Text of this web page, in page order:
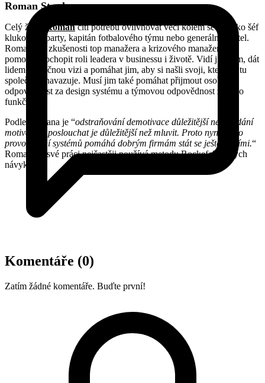
Roman Stupka
Celý život Romancítí potřebu ovlivňovat věci kolem sebe. Jako šéf
klukovské party, kapitán fotbalového týmu nebo generální ředitel.
Romanovy zkušenosti top manažera a krizového manažera mu
pomohly pochopit roli leadera v businessu i životě. Vidí ji v tom, dát
lidem společnou vizi a pomáhat jim, aby si našli svoji, která na tu
společnou navazuje. Musí jim také pomáhat přijmout osobní
odpovědnost za design systému a týmovou odpovědnost za jeho
funkčnost.
Podle Romana je “odstraňování demotivace důležitější než hledání
motivace a poslouchat je důležitější než mluvit. Proto nyní místo
provozování systémů pomáhá dobrým firmám stát se ještě lepšími.“
Roman při své práci nejčastěji používá metodu Rockefellerových
návyků.
Komentáře (0)
Zatím žádné komentáře. Buďte první!